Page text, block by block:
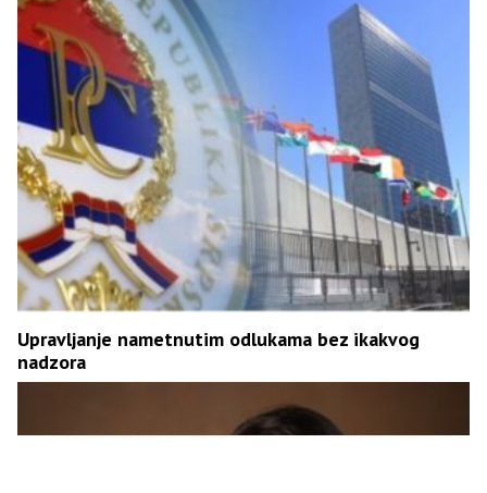
Upravljanje nametnutim odlukama bez ikakvog
nadzora